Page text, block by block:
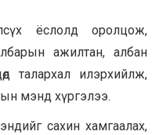
ёслолд оролцож,
ажилтан, албан
талархал илэрхийлж,
мэнд хүргэлээ.
сахин хамгаалах,